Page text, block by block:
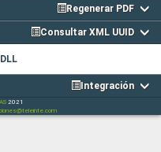
Regenerar PDF
Consultar XML UUID
Integración
2021